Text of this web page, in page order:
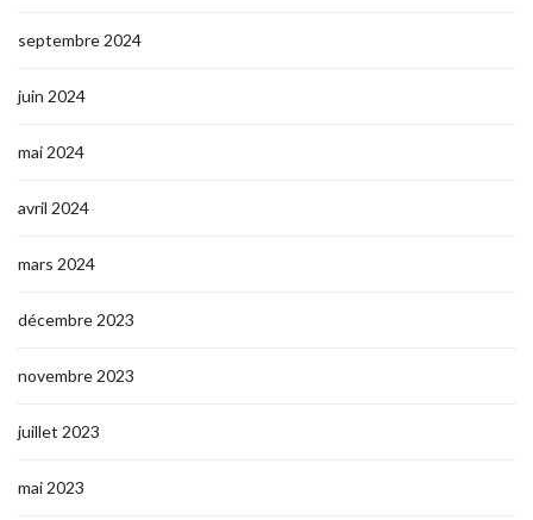
septembre 2024
juin 2024
mai 2024
avril 2024
mars 2024
décembre 2023
novembre 2023
juillet 2023
mai 2023